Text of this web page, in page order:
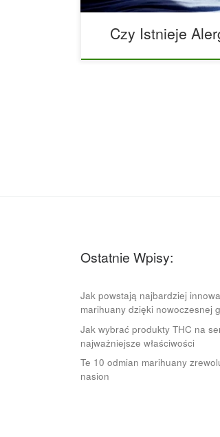
Czy Istnieje
Ostatnie Wpisy:
Jak powstają najbardziej
marihuany dzięki nowoczesnej
Jak wybrać produkty THC na
najważniejsze właściwości
Te 10 odmian marihuany
nasion